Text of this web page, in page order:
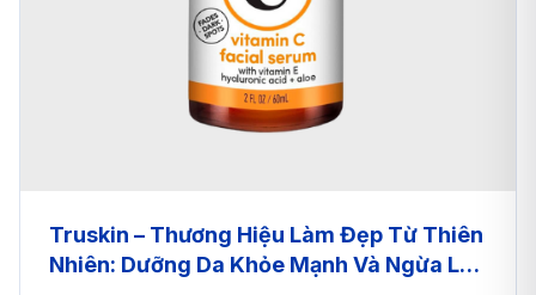
Truskin – Thương Hiệu Làm Đẹp Từ Thiên
Nhiên: Dưỡng Da Khỏe Mạnh Và Ngừa Lão